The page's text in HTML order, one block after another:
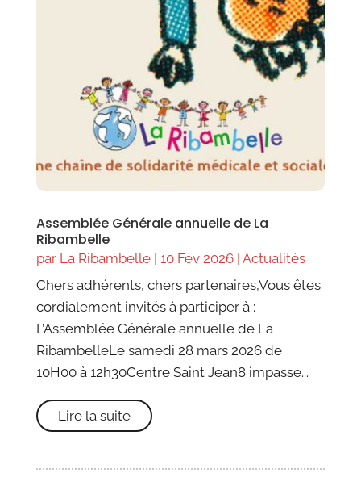
Assemblée Générale annuelle de La
Ribambelle
par La Ribambelle| 10 Fév 2026| Actualités
Chers adhérents, chers partenaires,Vous êtes
cordialement invités à participer à :
L’Assemblée Générale annuelle de La
RibambelleLe samedi 28 mars 2026 de
10H00 à 12h30Centre Saint Jean8 impasse...
Lire la suite